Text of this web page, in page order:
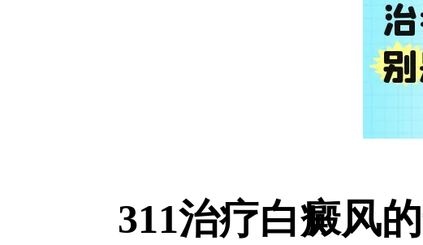
311治疗白癜风的